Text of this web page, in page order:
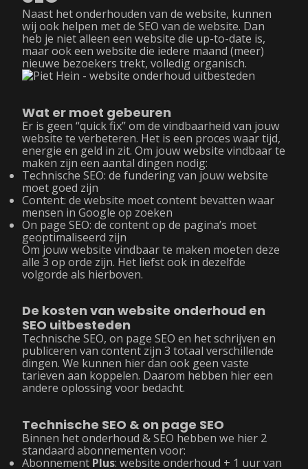
Naast het onderhouden van de website, kunnen
wij ook helpen met de SEO van de website. Dan
heb je niet alleen een website die up-to-date is,
maar ook een website die iedere maand (meer)
nieuwe bezoekers trekt, volledig organisch.
Wat er moet gebeuren
Er is geen “quick fix” om de vindbaarheid van jouw
website te verbeteren. Het is een proces waar tijd,
energie en geld in zit. Om jouw website vindbaar te
maken zijn een aantal dingen nodig:
Technische SEO: de fundering van jouw website
moet goed zijn
Content: de website moet content bevatten waar
mensen in Google op zoeken
On page SEO: de content op de pagina’s moet
geoptimaliseerd zijn
Om jouw website vindbaar te maken moeten deze
alle 3 op orde zijn. Het liefst ook in dezelfde
volgorde als hierboven.
De kosten van website onderhoud en
SEO uitbesteden
Technische SEO, on page SEO en het schrijven en
publiceren van content zijn 3 totaal verschillende
dingen. We kunnen hier dan ook geen vaste
tarieven aan koppelen. Daarom hebben hier een
andere oplossing voor bedacht.
Technische SEO & on page SEO
Binnen het onderhoud & SEO hebben we hier 2
standaard abonnementen voor:
Abonnement Plus: website onderhoud + 1 uur van